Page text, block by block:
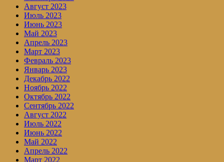
Август 2023
Июль 2023
Июнь 2023
Май 2023
Апрель 2023
Март 2023
Февраль 2023
Январь 2023
Декабрь 2022
Ноябрь 2022
Октябрь 2022
Сентябрь 2022
Август 2022
Июль 2022
Июнь 2022
Май 2022
Апрель 2022
Март 2022